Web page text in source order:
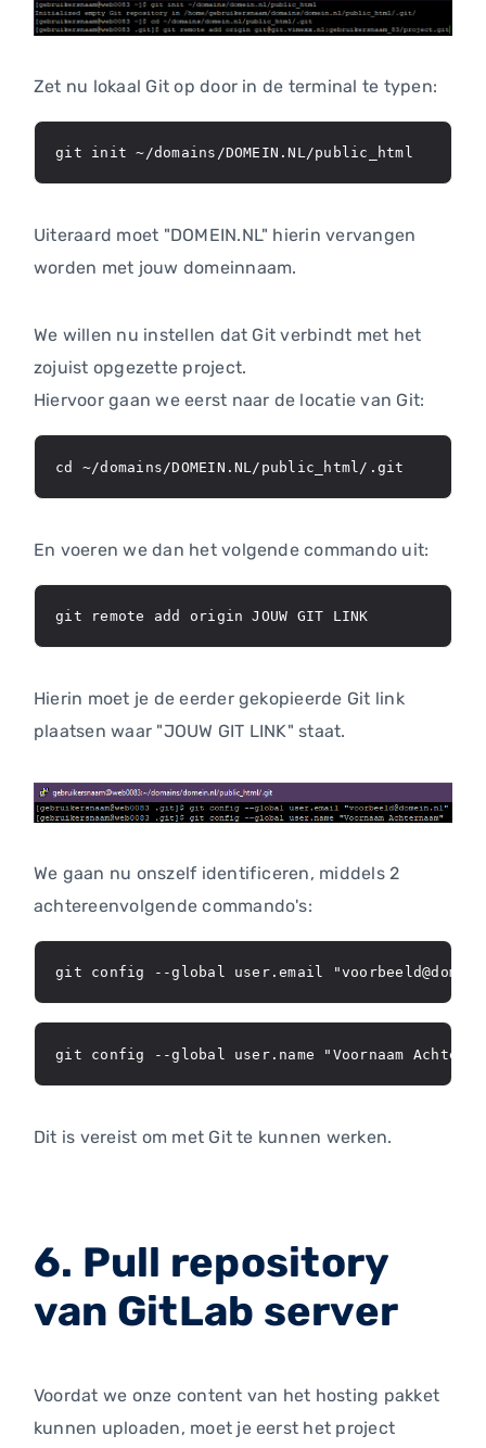
Zet nu lokaal Git op door in de terminal te typen:
git init ~/domains/DOMEIN.NL/public_html
Uiteraard moet "DOMEIN.NL" hierin vervangen
worden met jouw domeinnaam.
We willen nu instellen dat Git verbindt met het
zojuist opgezette project.
Hiervoor gaan we eerst naar de locatie van Git:
cd ~/domains/DOMEIN.NL/public_html/.git
En voeren we dan het volgende commando uit:
git remote add origin JOUW GIT LINK
Hierin moet je de eerder gekopieerde Git link
plaatsen waar "JOUW GIT LINK" staat.
We gaan nu onszelf identificeren, middels 2
achtereenvolgende commando's:
git config --global user.email
git config --global user.name "Voornaam
Dit is vereist om met Git te kunnen werken.
6. Pull repository
van GitLab server
Voordat we onze content van het hosting pakket
kunnen uploaden, moet je eerst het project